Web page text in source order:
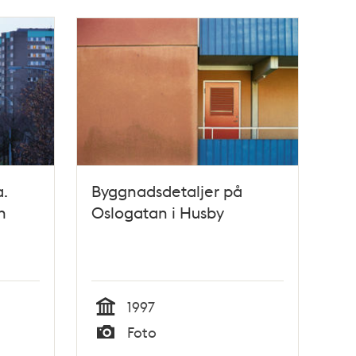
Byggnadsdetaljer på
Oslogatan i Husby
Tid
1997
Foto